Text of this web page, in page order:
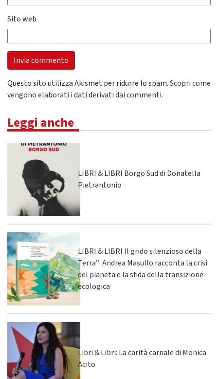
Sito web
Questo sito utilizza Akismet per ridurre lo spam.Scopri come
vengono elaborati i dati derivati dai commenti.
Leggi anche
LIBRI & LIBRI Borgo Sud di Donatella
Pietrantonio
LIBRI & LIBRI Il grido silenzioso della
Terra”: Andrea Masullo racconta la crisi
del pianeta e la sfida della transizione
ecologica
Libri & Libri: La carità carnale di Monica
Acito